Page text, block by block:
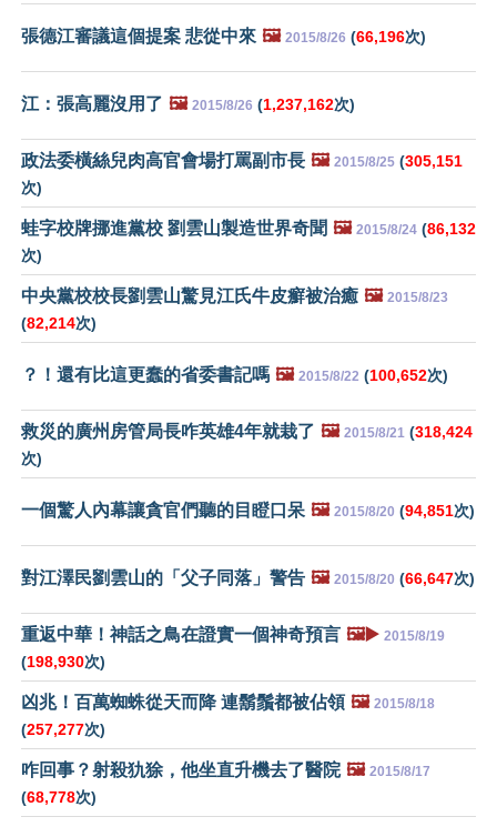
張德江審議這個提案 悲從中來 🖼️ 2015/8/26 (66,196次)
江：張高麗沒用了 🖼️ 2015/8/26 (1,237,162次)
政法委橫絲兒肉高官會場打罵副市長 🖼️ 2015/8/25 (305,151
次)
蛙字校牌挪進黨校 劉雲山製造世界奇聞 🖼️ 2015/8/24 (86,132
次)
中央黨校校長劉雲山驚見江氏牛皮癬被治癒 🖼️ 2015/8/23
(82,214次)
？！還有比這更蠢的省委書記嗎 🖼️ 2015/8/22 (100,652次)
救災的廣州房管局長咋英雄4年就栽了 🖼️ 2015/8/21 (318,424
次)
一個驚人內幕讓貪官們聽的目瞪口呆 🖼️ 2015/8/20 (94,851次)
對江澤民劉雲山的「父子同落」警告 🖼️ 2015/8/20 (66,647次)
重返中華！神話之鳥在證實一個神奇預言 🖼️▶️ 2015/8/19
(198,930次)
凶兆！百萬蜘蛛從天而降 連鬍鬚都被佔領 🖼️ 2015/8/18
(257,277次)
咋回事？射殺犰狳，他坐直升機去了醫院 🖼️ 2015/8/17
(68,778次)